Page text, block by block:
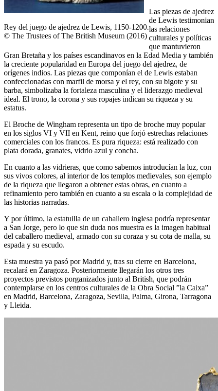
Rey del juego de ajedrez de Lewis, 1150-1200.
© The Trustees of The British Museum (2016)
Las piezas de ajedrez
de Lewis testimonian
las relaciones
culturales y políticas
que mantuvieron
Gran Bretaña y los países escandinavos en la Edad Media y también
la creciente popularidad en Europa del juego del ajedrez, de
orígenes indios. Las piezas que componían el de Lewis estaban
confeccionadas con marfil de morsa y el rey, con su bigote y su
barba, simbolizaba la fortaleza masculina y el liderazgo medieval
ideal. El trono, la corona y sus ropajes indican su riqueza y su
estatus.
El Broche de Wingham representa un tipo de broche muy popular
en los siglos VI y VII en Kent, reino que forjó estrechas relaciones
comerciales con los francos. Es pura riqueza: está realizado con
plata dorada, granates, vidrio azul y concha.
En cuanto a las vidrieras, que como sabemos introducían la luz, con
sus vivos colores, al interior de los templos medievales, son ejemplo
de la riqueza que llegaron a obtener estas obras, en cuanto a
refinamiento pero también en cuanto a su escala o la complejidad de
las historias narradas.
Y por último, la estatuilla de un caballero inglesa podría representar
a San Jorge, pero lo que sin duda nos muestra es la imagen habitual
del caballero medieval, armado con su coraza y su cota de malla, su
espada y su escudo.
Esta muestra ya pasó por Madrid y, tras su cierre en Barcelona,
recalará en Zaragoza. Posteriormente llegarán los otros tres
proyectos previstos porganizados junto al British, que podrán
contemplarse en los centros culturales de la Obra Social ”la Caixa”
en Madrid, Barcelona, Zaragoza, Sevilla, Palma, Girona, Tarragona
y Lleida.